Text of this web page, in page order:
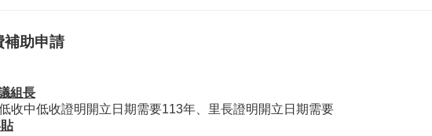
補助申請
組長
收中低收證明開立日期需要113年、里長證明開立日期需要